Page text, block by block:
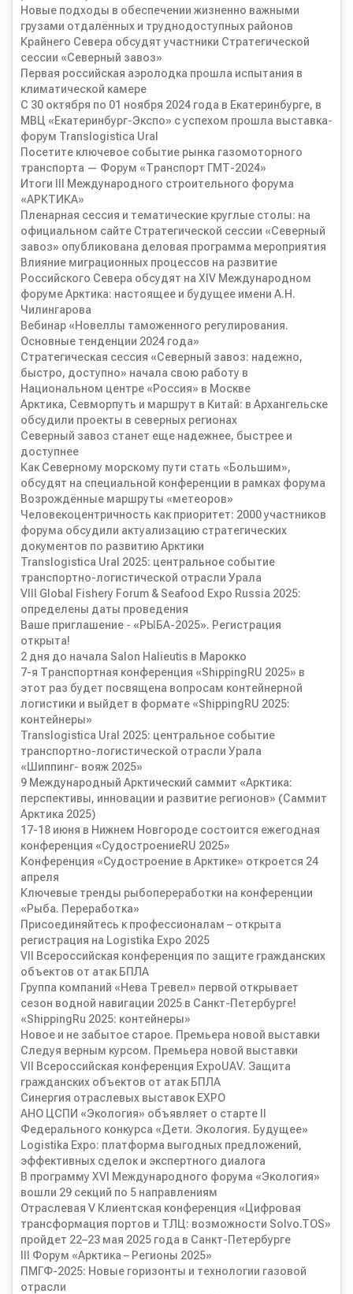
Новые подходы в обеспечении жизненно важными
грузами отдалённых и труднодоступных районов
Крайнего Севера обсудят участники Стратегической
сессии «Северный завоз»
Первая российская аэролодка прошла испытания в
климатической камере
С 30 октября по 01 ноября 2024 года в Екатеринбурге, в
МВЦ «Екатеринбург-Экспо» с успехом прошла выставка-
форум Translogistica Ural
Посетите ключевое событие рынка газомоторного
транспорта — Форум «Транспорт ГМТ-2024»
Итоги III Международного строительного форума
«АРКТИКА»
Пленарная сессия и тематические круглые столы: на
официальном сайте Стратегической сессии «Северный
завоз» опубликована деловая программа мероприятия
Влияние миграционных процессов на развитие
Российского Севера обсудят на XIV Международном
форуме Арктика: настоящее и будущее имени А.Н.
Чилингарова
Вебинар «Новеллы таможенного регулирования.
Основные тенденции 2024 года»
Стратегическая сессия «Северный завоз: надежно,
быстро, доступно» начала свою работу в
Национальном центре «Россия» в Москве
Арктика, Севморпуть и маршрут в Китай: в Архангельске
обсудили проекты в северных регионах
Северный завоз станет еще надежнее, быстрее и
доступнее
Как Северному морскому пути стать «Большим»,
обсудят на специальной конференции в рамках форума
Возрождённые маршруты «метеоров»
Человекоцентричность как приоритет: 2000 участников
форума обсудили актуализацию стратегических
документов по развитию Арктики
Translogistica Ural 2025: центральное событие
транспортно-логистической отрасли Урала
VIII Global Fishery Forum & Seafood Expo Russia 2025:
определены даты проведения
Ваше приглашение - «РЫБА-2025». Регистрация
открыта!
2 дня до начала Salon Halieutis в Марокко
7-я Транспортная конференция «ShippingRU 2025» в
этот раз будет посвящена вопросам контейнерной
логистики и выйдет в формате «ShippingRU 2025:
контейнеры»
Translogistica Ural 2025: центральное событие
транспортно-логистической отрасли Урала
«Шиппинг- вояж 2025»
9 Международный Арктический саммит «Арктика:
перспективы, инновации и развитие регионов» (Саммит
Арктика 2025)
17-18 июня в Нижнем Новгороде состоится ежегодная
конференция «СудостроениеRU 2025»
Конференция «Судостроение в Арктике» откроется 24
апреля
Ключевые тренды рыбопереработки на конференции
«Рыба. Переработка»
Присоединяйтесь к профессионалам – открыта
регистрация на Logistika Expo 2025
VII Всероссийская конференция по защите гражданских
объектов от атак БПЛА
Группа компаний «Нева Тревел» первой открывает
сезон водной навигации 2025 в Санкт-Петербурге!
«ShippingRu 2025: контейнеры»
Новое и не забытое старое. Премьера новой выставки
Следуя верным курсом. Премьера новой выставки
VII Всероссийская конференция ExpoUAV. Защита
гражданских объектов от атак БПЛА
Синергия отраслевых выставок EXPO
АНО ЦСПИ «Экология» объявляет о старте II
Федерального конкурса «Дети. Экология. Будущее»
Logistika Expo: платформа выгодных предложений,
эффективных сделок и экспертного диалога
В программу XVI Международного форума «Экология»
вошли 29 секций по 5 направлениям
Отраслевая V Клиентская конференция «Цифровая
трансформация портов и ТЛЦ: возможности Solvo.TOS»
пройдет 22–23 мая 2025 года в Санкт-Петербурге
III Форум «Арктика – Регионы 2025»
ПМГФ-2025: Новые горизонты и технологии газовой
отрасли